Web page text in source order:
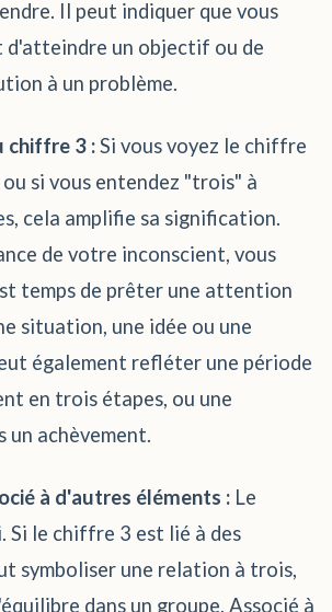
Il peut indiquer que vous
d'atteindre un objectif ou de
à un problème.
chiffre 3 :Si vous voyez le chiffre
si vous entendez "trois" à
cela amplifie sa signification.
de votre inconscient, vous
temps de prêter une attention
situation, une idée ou une
également refléter une période
en trois étapes, ou une
un achèvement.
à d'autres éléments : Le
Si le chiffre 3 est lié à des
symboliser une relation à trois,
dans un groupe. Associé à